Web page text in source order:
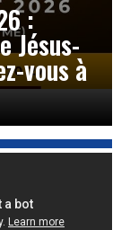
:
Jésus-
vous à